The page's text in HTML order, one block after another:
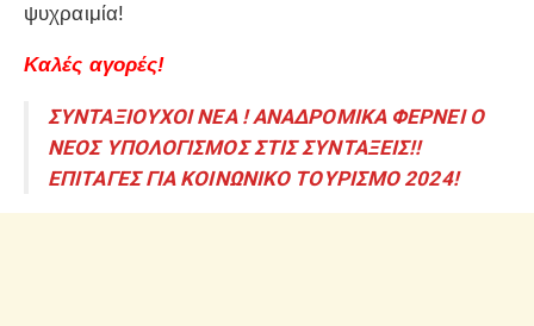
ψυχραιμία!
Καλές αγορές!
ΣΥΝΤΑΞΙΟΥΧΟΙ ΝΕΑ ! ΑΝΑΔΡΟΜΙΚΑ ΦΕΡΝΕΙ Ο
ΝΕΟΣ ΥΠΟΛΟΓΙΣΜΟΣ ΣΤΙΣ ΣΥΝΤΑΞΕΙΣ!!
ΕΠΙΤΑΓΕΣ ΓΙΑ ΚΟΙΝΩΝΙΚΟ ΤΟΥΡΙΣΜΟ 2024!